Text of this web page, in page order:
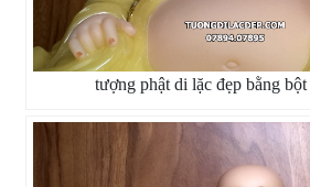
tượng phật di lặc đẹp bằng bột